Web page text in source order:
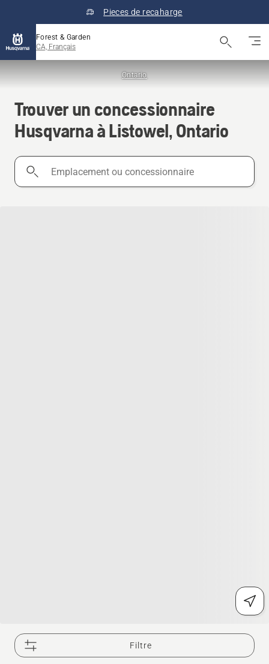
Pieces de recaharge
Forest & Garden
CA, Français
Ontario
Trouver un concessionnaire
Husqvarna à Listowel, Ontario
Emplacement
Filtre